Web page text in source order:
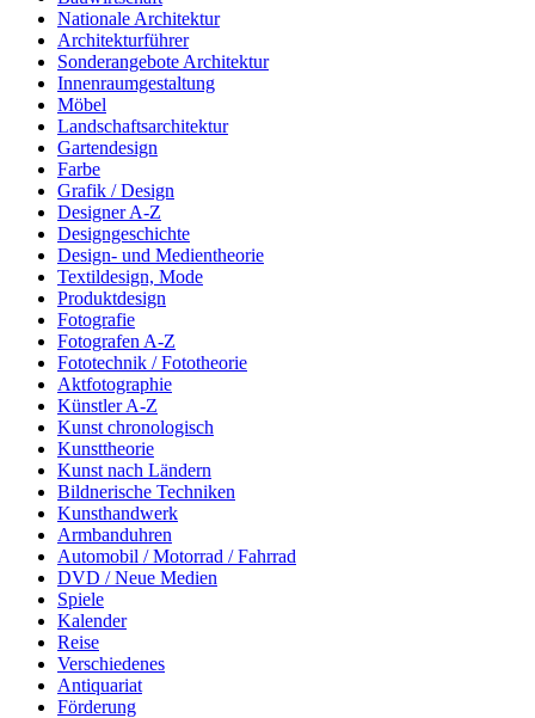
Nationale Architektur
Architekturführer
Sonderangebote Architektur
Innenraumgestaltung
Möbel
Landschaftsarchitektur
Gartendesign
Farbe
Grafik / Design
Designer A-Z
Designgeschichte
Design- und Medientheorie
Textildesign, Mode
Produktdesign
Fotografie
Fotografen A-Z
Fototechnik / Fototheorie
Aktfotographie
Künstler A-Z
Kunst chronologisch
Kunsttheorie
Kunst nach Ländern
Bildnerische Techniken
Kunsthandwerk
Armbanduhren
Automobil / Motorrad / Fahrrad
DVD / Neue Medien
Spiele
Kalender
Reise
Verschiedenes
Antiquariat
Förderung